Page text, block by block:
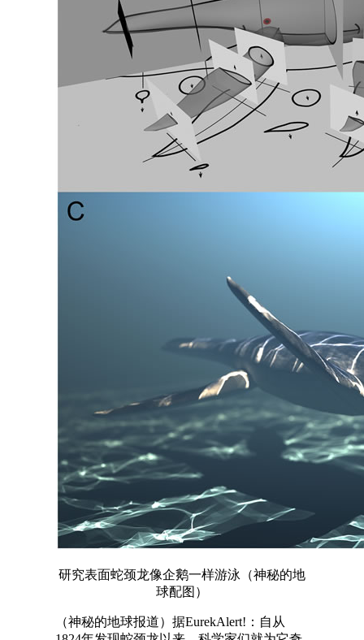
研究表面蛇颈龙像企鹅一样游泳（神秘的地
球配图）
（神秘的地球报道）据EurekAlert!：自从